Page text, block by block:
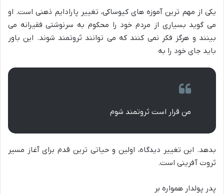
یکی از مهم ترین آموزه های کیوساکی، تغییر پارادایم ذهنی است. او
می گوید بسیاری از مردم خود را محکوم به سرنوشتی فقیرانه می
بینند و هرگز فکر نمی کنند که می توانند ثروتمند شوند. این باور
باید جای خود را به
من قرار است ثروتمند شوم
بدهد. این تغییر دیدگاه، اولین و حیاتی ترین قدم برای آغاز مسیر
ثروت آفرینی است.
پدر پولدار همواره بر